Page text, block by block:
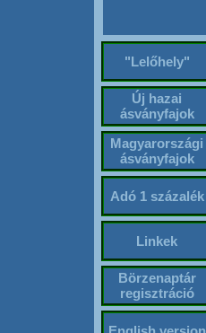
"Lelőhely"
Új hazai
ásványfajok
Magyarországi
ásványfajok
Adó 1 százalék
Linkek
Börzenaptár
regisztráció